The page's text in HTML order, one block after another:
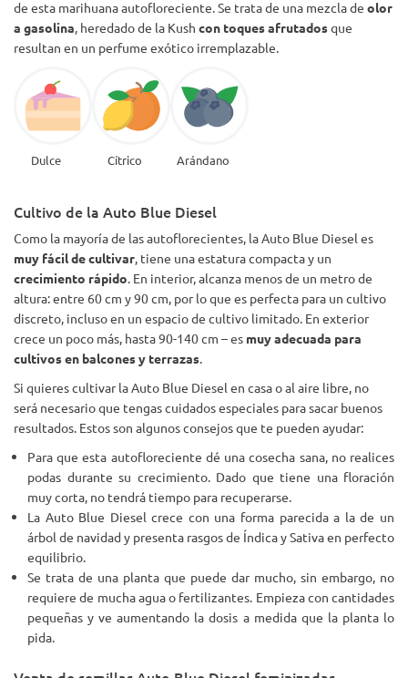
de esta marihuana autofloreciente. Se trata de una mezcla de olor
a gasolina, heredado de la Kush con toques afrutadosque
resultan en un perfume exótico irremplazable.
Dulce Cítrico Arándano
Cultivo de la Auto Blue Diesel
Como la mayoría de las autoflorecientes, la Auto Blue Diesel es
muy fácil de cultivar, tiene una estatura compacta y un
crecimiento rápido. En interior, alcanza menos de un metro de
altura: entre 60 cm y 90 cm, por lo que es perfecta para un cultivo
discreto, incluso en un espacio de cultivo limitado. En exterior
crece un poco más, hasta 90-140 cm – es muy adecuada para
cultivos en balcones y terrazas.
Si quieres cultivar la Auto Blue Diesel en casa o al aire libre, no
será necesario que tengas cuidados especiales para sacar buenos
resultados. Estos son algunos consejos que te pueden ayudar:
Para que esta autofloreciente dé una cosecha sana, no realices
podas durante su crecimiento. Dado que tiene una floración
muy corta, no tendrá tiempo para recuperarse.
La Auto Blue Diesel crece con una forma parecida a la de un
árbol de navidad y presenta rasgos de Índica y Sativa en perfecto
equilibrio.
Se trata de una planta que puede dar mucho, sin embargo, no
requiere de mucha agua o fertilizantes. Empieza con cantidades
pequeñas y ve aumentando la dosis a medida que la planta lo
pida.